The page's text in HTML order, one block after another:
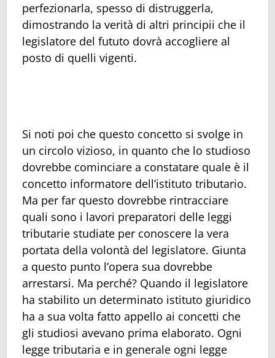
perfezionarla, spesso di distruggerla,
dimostrando la verità di altri principii che il
legislatore del fututo dovrà accogliere al
posto di quelli vigenti.
Si noti poi che questo concetto si svolge in
un circolo vizioso, in quanto che lo studioso
dovrebbe cominciare a constatare quale è il
concetto informatore dell’istituto tributario.
Ma per far questo dovrebbe rintracciare
quali sono i lavori preparatori delle leggi
tributarie studiate per conoscere la vera
portata della volontà del legislatore. Giunta
a questo punto l’opera sua dovrebbe
arrestarsi. Ma perché? Quando il legislatore
ha stabilito un determinato istituto giuridico
ha a sua volta fatto appello ai concetti che
gli studiosi avevano prima elaborato. Ogni
legge tributaria e in generale ogni legge